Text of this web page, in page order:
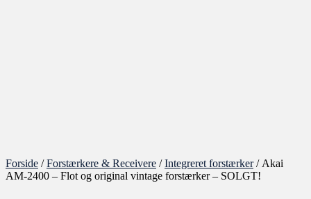
Forside /Forstærkere & Receivere /Integreret forstærker/ Akai
AM-2400 – Flot og original vintage forstærker – SOLGT!